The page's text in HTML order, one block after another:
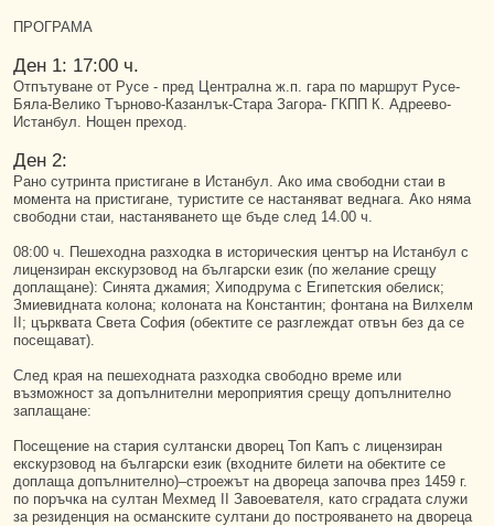
ПРОГРАМА
Ден 1: 17:00 ч.
Отпътуване от Русе - пред Централна ж.п. гара по маршрут Русе-
Бяла-Велико Търново-Казанлък-Стара Загора- ГКПП К. Адреево-
Истанбул. Нощен преход.
Ден 2:
Рано сутринта пристигане в Истанбул. Aко има свободни стаи в
момента на пристигане, туристите се настаняват веднага. Ако няма
свободни стаи, настаняването ще бъде след 14.00 ч.
08:00 ч. Пешеходна разходка в историческия център на Истанбул с
лицензиран екскурзовод на български език (по желание срещу
доплащане): Синята джамия; Хиподрума с Египетския обелиск;
Змиевидната колона; колоната на Константин; фонтана на Вилхелм
II; църквата Света София (обектите се разглеждат отвън без да се
посещават).
След края на пешеходната разходка свободно време или
възможност за допълнителни мероприятия срещу допълнително
заплащане:
Посещение на стария султански дворец Топ Капъ с лицензиран
екскурзовод на български език (входните билети на обектите се
доплаща допълнително)–строежът на двореца започва през 1459 г.
по поръчка на султан Мехмед II Завоевателя, като сградата служи
за резиденция на османските султани до построяването на двореца